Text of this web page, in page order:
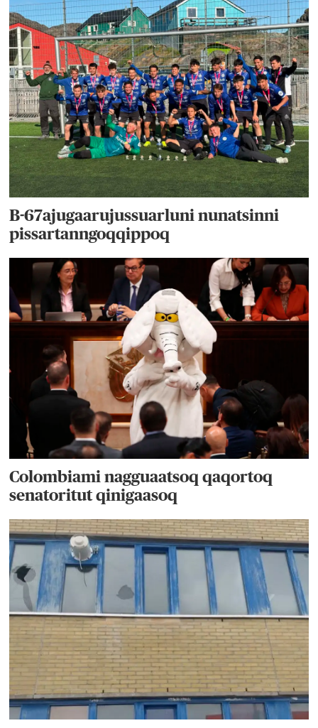
B-67ajugaarujussuarluni nunatsinni
pissartanngoqqippoq
Colombiami nagguaatsoq qaqortoq
senatoritut qinigaasoq